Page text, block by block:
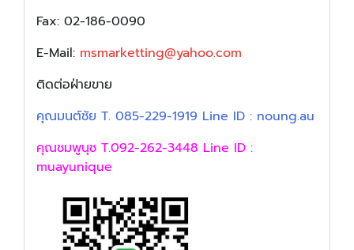
Fax: 02-186-0090
E-Mail: msmarketting@yahoo.com
ติดต่อฝ่ายขาย
คุณมนต์ชัย T. 085-229-1919 Line ID : noung.au
คุณชมพูนุช T.092-262-3448 Line ID :
muayunique